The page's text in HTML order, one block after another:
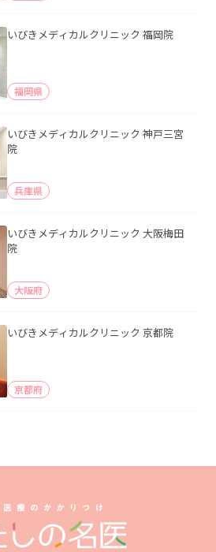
いびきメディカルクリニック 福岡院
福岡県
いびきメディカルクリニック 神戸三宮
院
兵庫県
いびきメディカルクリニック 大阪梅田
院
大阪府
いびきメディカルクリニック 京都院
京都府